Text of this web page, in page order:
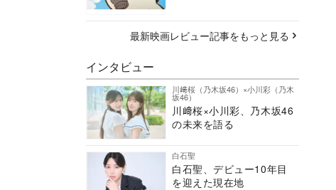
最新映画レビュー記事をもっと見る
インタビュー
川﨑桜（乃木坂46）×小川彩（乃木
坂46）
川﨑桜×小川彩、乃木坂46
の未来を語る
白石聖
白石聖、デビュー10年目
を迎えた現在地